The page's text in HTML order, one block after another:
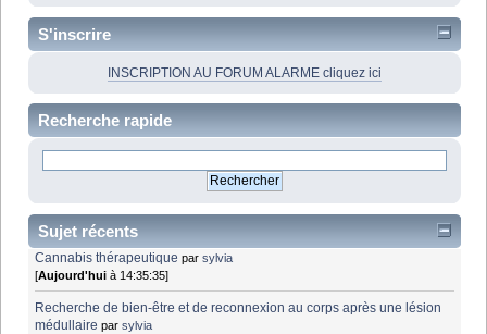
S'inscrire
INSCRIPTION AU FORUM ALARME cliquez ici
Recherche rapide
Sujet récents
Cannabis thérapeutique parsylvia
[Aujourd'hui à 14:35:35]
Recherche de bien-être et de reconnexion au corps après une lésion
médullaire parsylvia